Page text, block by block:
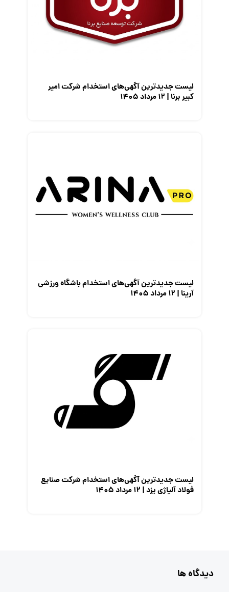
معرفی متخصصان منابع انسانی
لیست جدیدترین آگهی‌های استخدام شرکت امیر
کبیر برنا | ۱۲ مرداد ۱۴۰۵
لیست جدیدترین آگهی‌های استخدام باشگاه ورزشی
آرینا | ۱۲ مرداد ۱۴۰۵
لیست جدیدترین آگهی‌های استخدام شرکت صنایع
فولاد آلیاژی یزد | ۱۲ مرداد ۱۴۰۵
دیدگاه ها